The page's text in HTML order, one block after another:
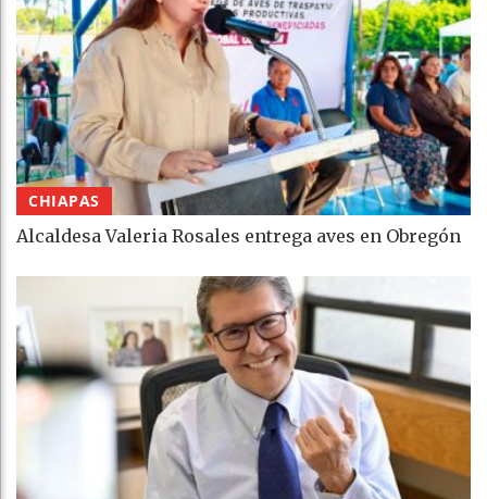
CHIAPAS
Alcaldesa Valeria Rosales entrega aves en Obregón